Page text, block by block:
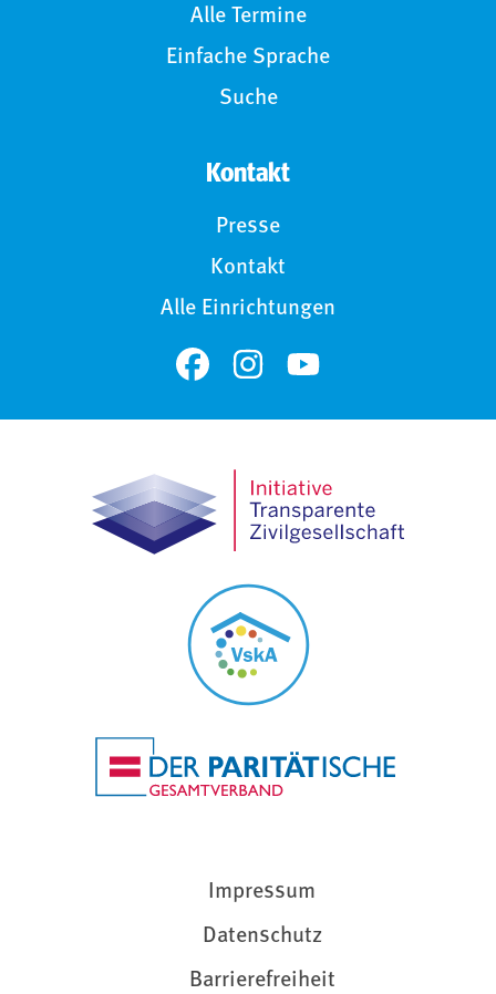
Alle Termine
Einfache Sprache
Suche
Kontakt
Presse
Kontakt
Alle Einrichtungen
Impressum
Datenschutz
Barrierefreiheit